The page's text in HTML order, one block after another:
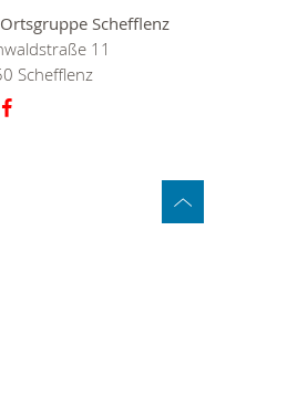
Ortsgruppe Schefflenz
11
Schefflenz